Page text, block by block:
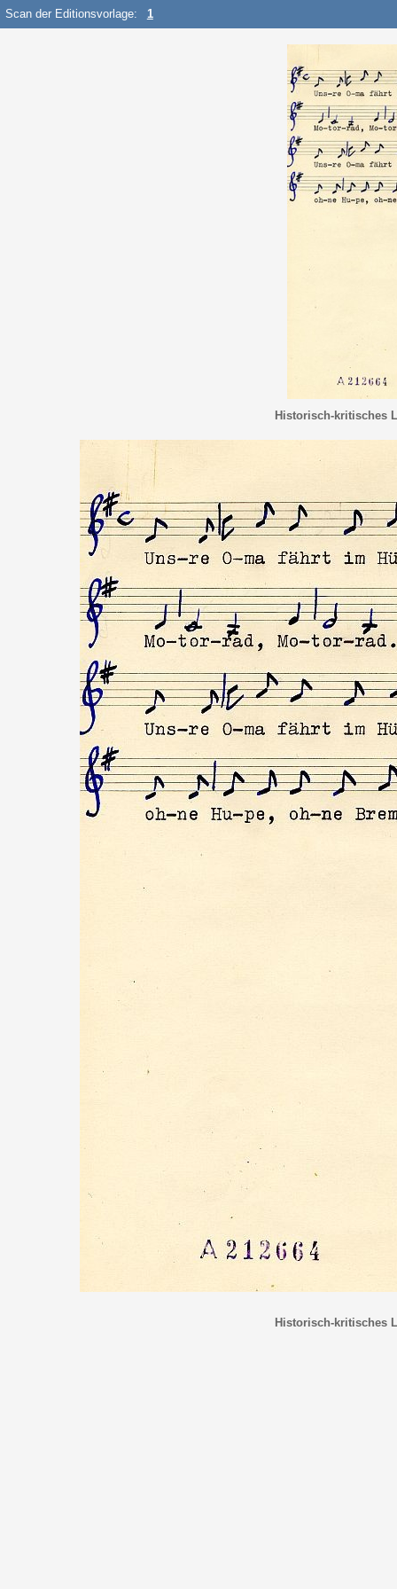
Scan der Editionsvorlage: 1
Historisch-kritisches
Historisch-kritisches